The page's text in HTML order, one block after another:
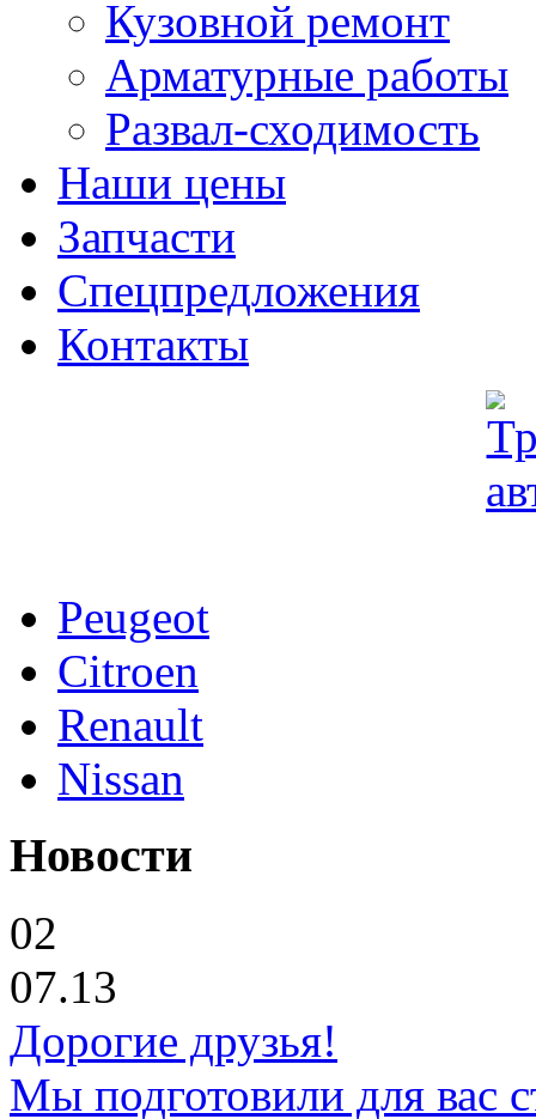
Кузовной ремонт
Арматурные работы
Развал-сходимость
Наши цены
Запчасти
Спецпредложения
Контакты
Peugeot
Citroen
Renault
Nissan
Новости
02
07.13
Дорогие друзья!
Мы подготовили для вас